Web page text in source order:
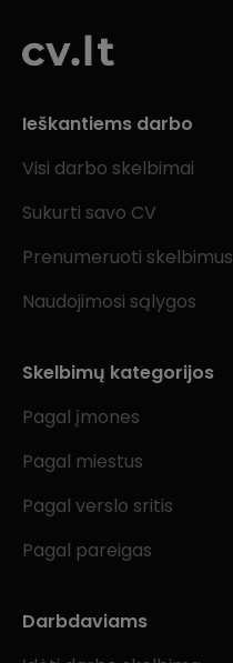
Ieškantiems darbo
Visi darbo skelbimai
Sukurti savo CV
Prenumeruoti skelbimus
Naudojimosi sąlygos
Skelbimų kategorijos
Pagal įmones
Pagal miestus
Pagal verslo sritis
Pagal pareigas
Darbdaviams